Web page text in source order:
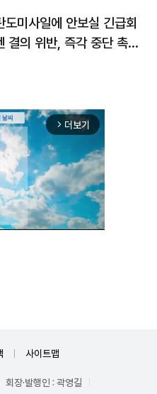
미사일에 안보실 긴급회
결의 위반, 즉각 중단 촉
arrow_forward_ios 더보기
사이트맵
회장·발행인 : 곽영길